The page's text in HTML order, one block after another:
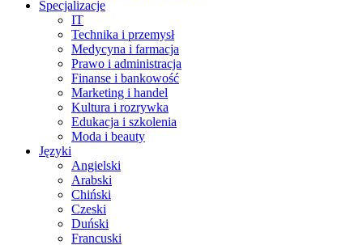
Specjalizacje
IT
Technika i przemysł
Medycyna i farmacja
Prawo i administracja
Finanse i bankowość
Marketing i handel
Kultura i rozrywka
Edukacja i szkolenia
Moda i beauty
Języki
Angielski
Arabski
Chiński
Czeski
Duński
Francuski